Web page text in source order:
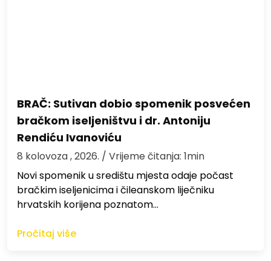
BRAČ: Sutivan dobio spomenik posvećen
bračkom iseljeništvu i dr. Antoniju
Rendiću Ivanoviću
8 kolovoza , 2026. / Vrijeme čitanja: 1min
Novi spomenik u središtu mjesta odaje počast
bračkim iseljenicima i čileanskom liječniku
hrvatskih korijena poznatom…
Pročitaj više